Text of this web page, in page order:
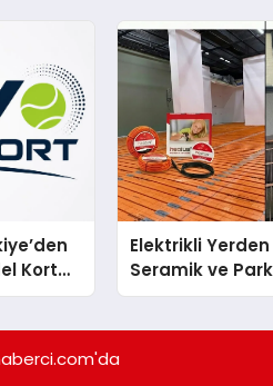
Kort
Elektrikli Yerden
Seramik ve
En Verimli